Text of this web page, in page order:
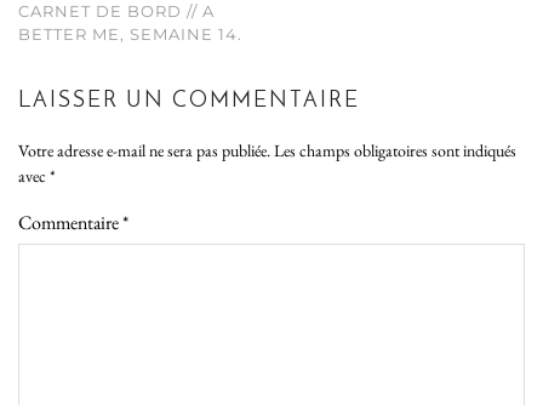
CARNET DE BORD // A
BETTER ME, SEMAINE 14.
LAISSER UN COMMENTAIRE
Votre adresse e-mail ne sera pas publiée.Les champs obligatoires sont indiqués
avec *
Commentaire*